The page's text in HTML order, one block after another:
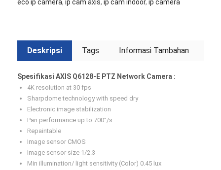
eco ip camera, ip cam axis, ip cam indoor, ip camera
Deskripsi Tags Informasi Tambahan
Spesifikasi AXIS Q6128-E PTZ Network Camera :
4K resolution at 30 fps
Sharpdome technology with speed dry
Electronic image stabilization
Pan performance up to 700°/s
Repaintable
Image sensor CMOS
Image sensor size 1/2.3
Min illumination/ light sensitivity (Color) 0.45 lux